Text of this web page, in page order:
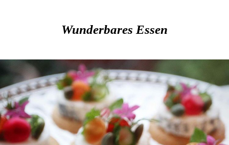
Wunderbares Essen